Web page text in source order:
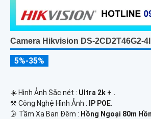
Camera Hikvision DS-2CD2T46G2-
5%-35%
☀️ Hình Ảnh Sắc nét : Ultra 2k + .
⚒ Công Nghệ Hình Ảnh :
IP POE.
🌛 Tầm Xa Ban Đêm : Hồng Ngoại 80m